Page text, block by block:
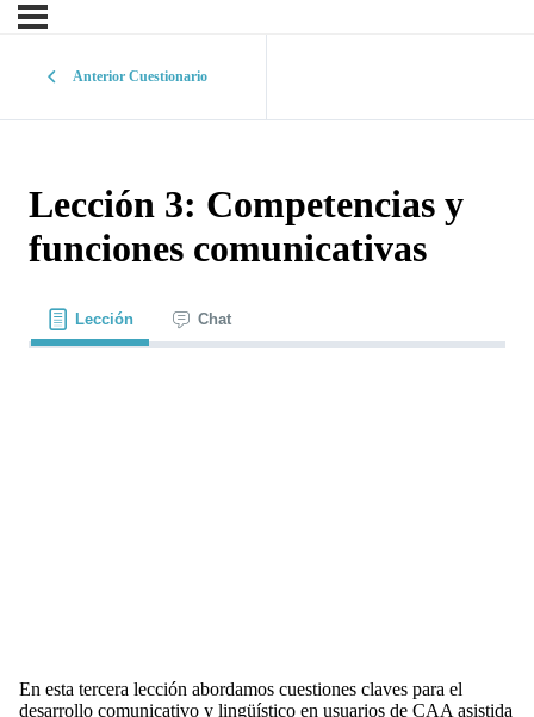
Anterior Cuestionario
Lección 3: Competencias y
funciones comunicativas
Lección Chat
En esta tercera lección abordamos cuestiones claves para el
desarrollo comunicativo y lingüístico en usuarios de CAA asistida